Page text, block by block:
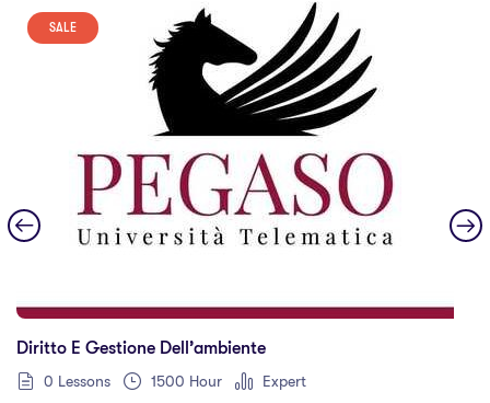
SALE
Diritto E Gestione Dell’ambiente
0 Lessons 1500 Hour Expert